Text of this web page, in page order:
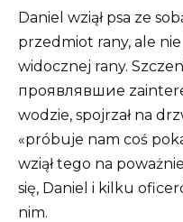
Daniel wziął psa ze
przedmiot rany, ale
widocznej rany.
проявлявшие
wodzie, spojrzał na
«próbuje nam coś
wziął tego na
się, Daniel i kilku
nim.